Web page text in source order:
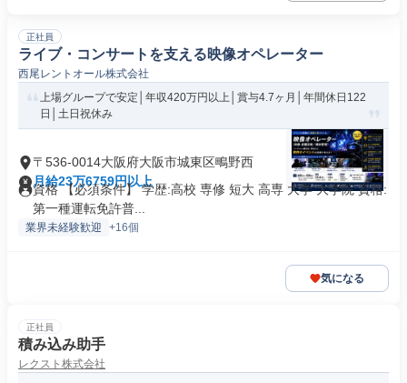
正社員
ライブ・コンサートを支える映像オペレーター
西尾レントオール株式会社
上場グループで安定│年収420万円以上│賞与4.7ヶ月│年間休日122
日│土日祝休み
〒536-0014大阪府大阪市城東区鴫野西
月給23万6759円以上
資格 【必須条件】 学歴:高校 専修 短大 高専 大学 大学院 資格:
第一種運転免許普...
業界未経験歓迎 +16個
気になる
正社員
積み込み助手
レクスト株式会社